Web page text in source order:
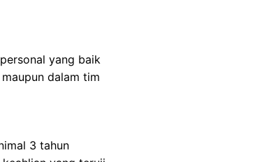
yang baik
dalam tim
3 tahun